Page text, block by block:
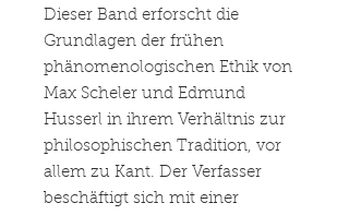
Dieser Band erforscht die
Grundlagen der frühen
phänomenologischen Ethik von
Max Scheler und Edmund
Husserl in ihrem Verhältnis zur
philosophischen Tradition, vor
allem zu Kant. Der Verfasser
beschäftigt sich mit einer